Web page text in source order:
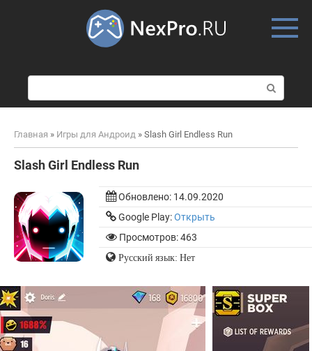
о
и
к
Главная » Игры для Андроид » Slash Girl Endless Run
Slash Girl Endless Run
Обновлено: 14.09.2020
Google Play:Открыть
Просмотров: 463
Русский язык: Нет